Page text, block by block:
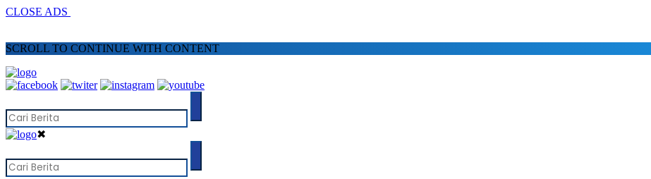
CLOSE ADS
SCROLL TO CONTINUE WITH CONTENT
✖